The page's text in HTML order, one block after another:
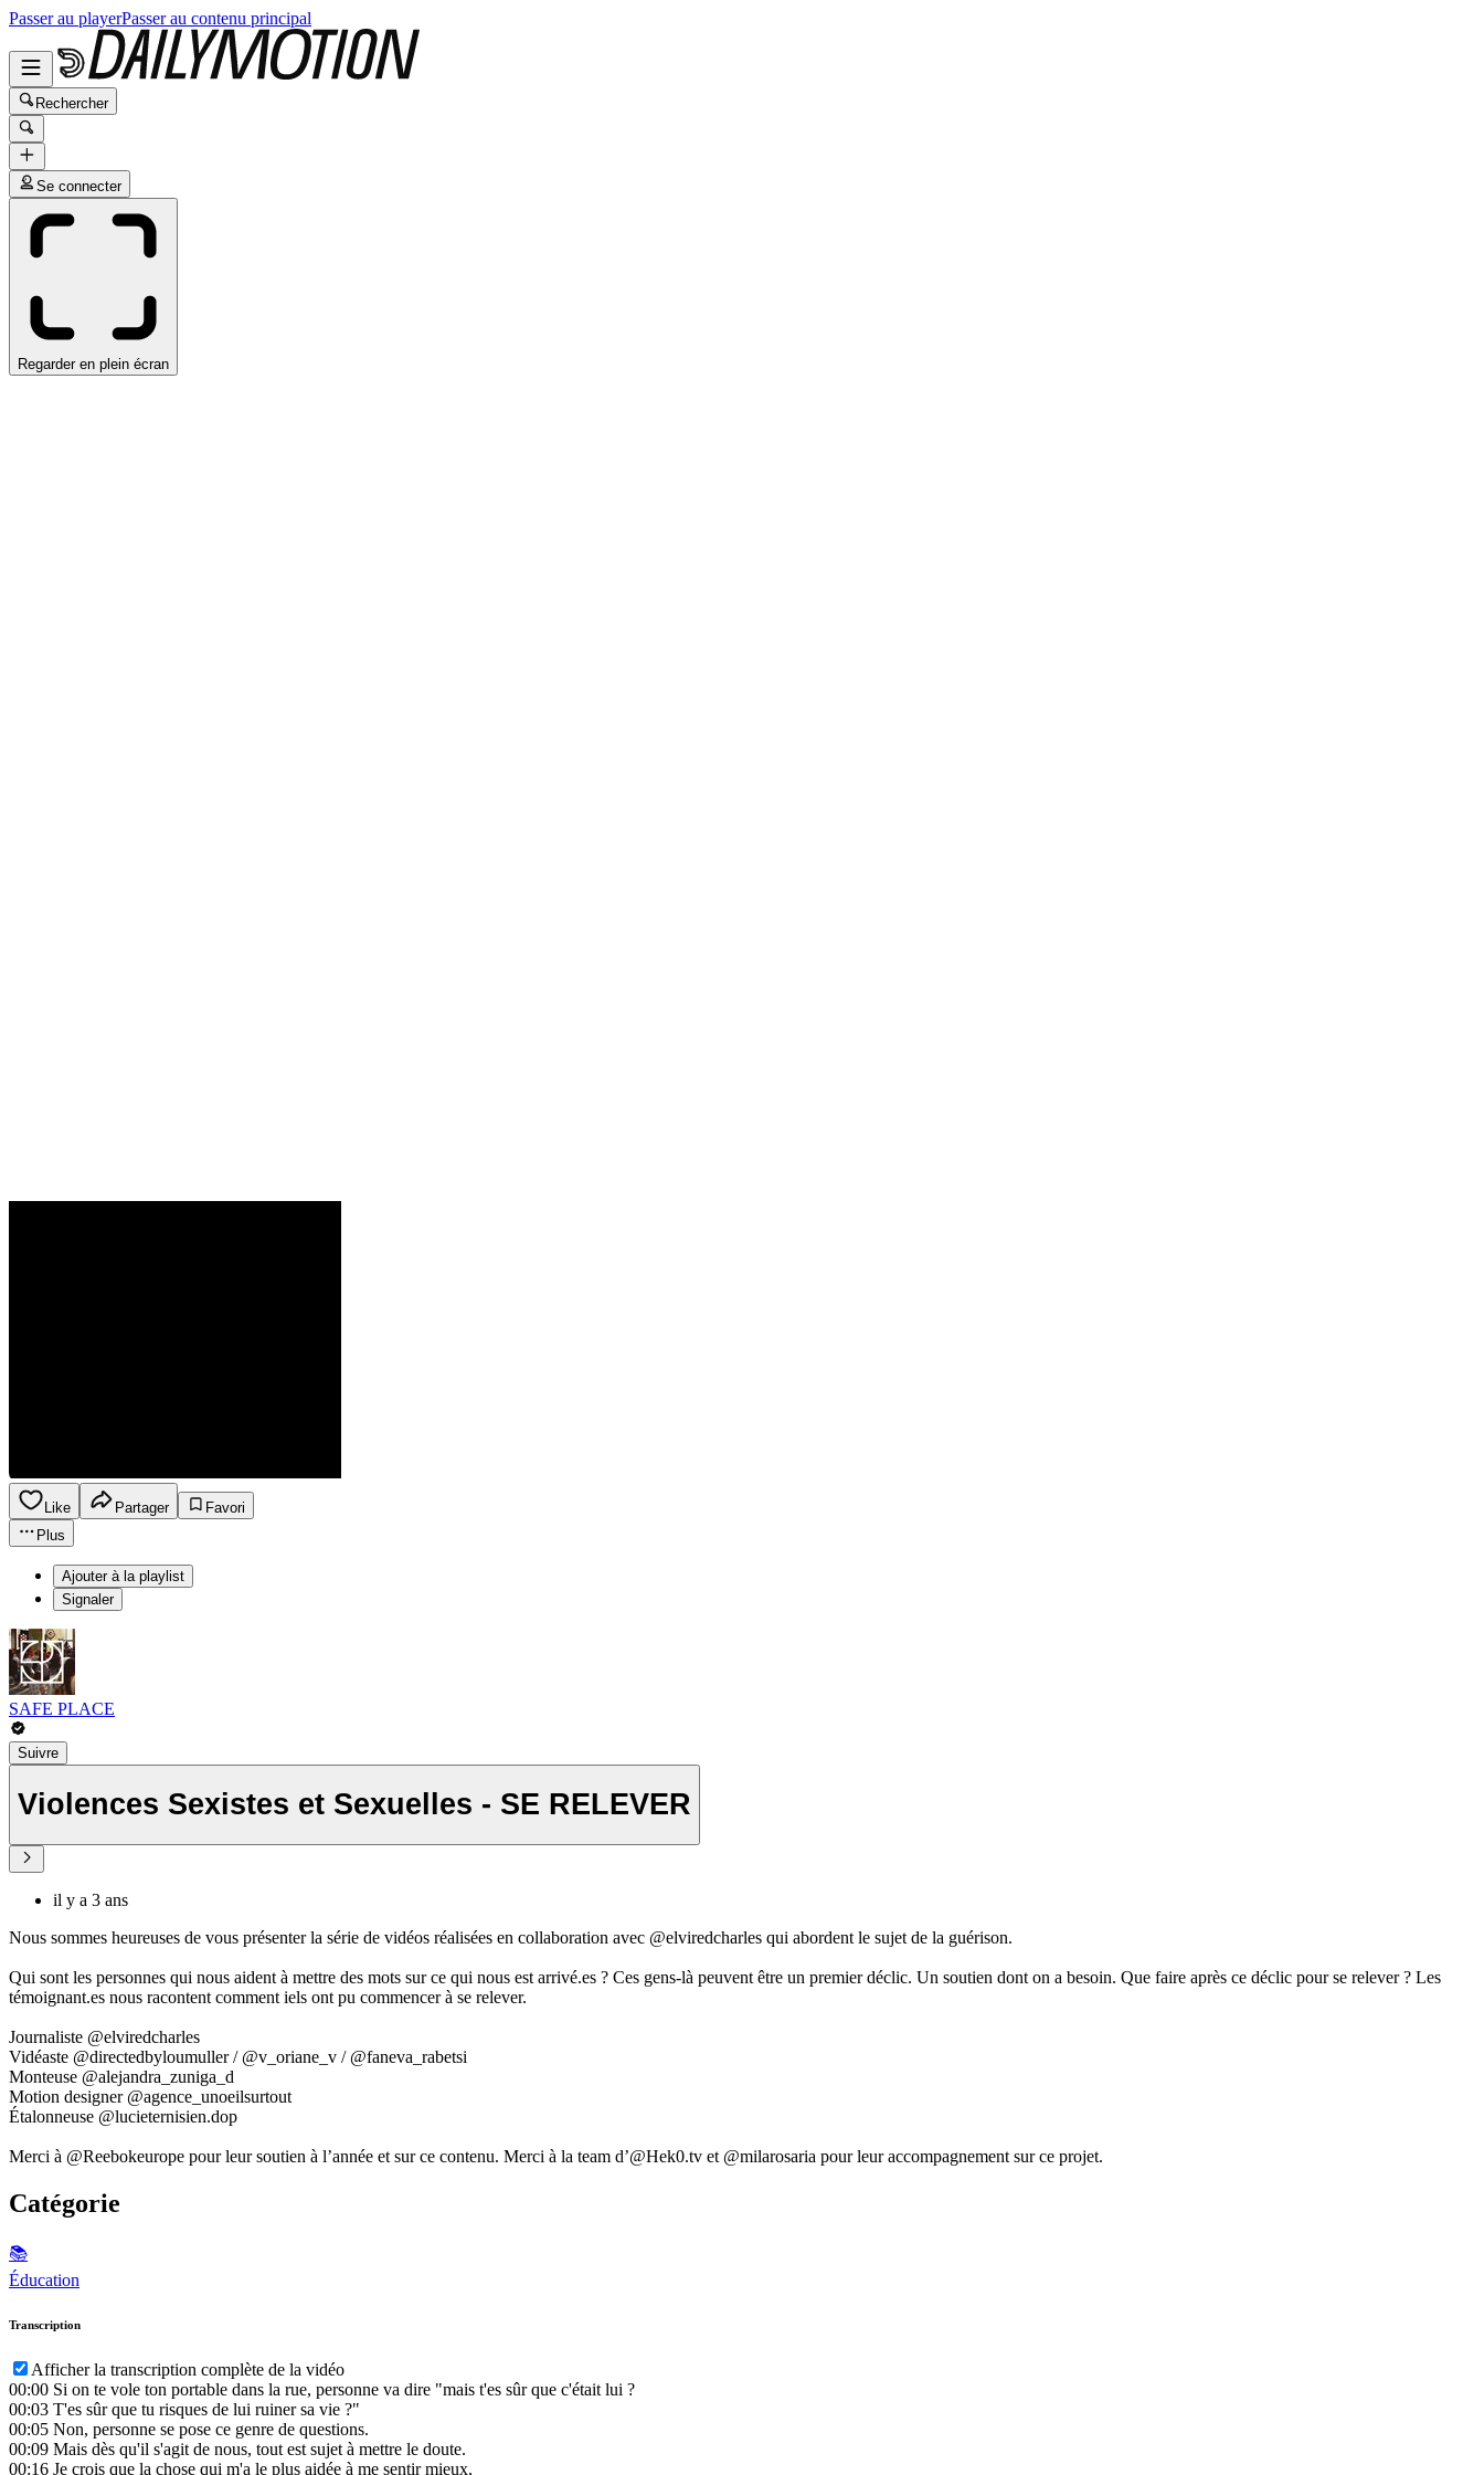
Passer au playerPasser au contenu principal
Rechercher
Se connecter
Regarder en plein écran
Like Partager
Favori
Plus
Ajouter à la playlist
Signaler
SAFE PLACE
Suivre
Violences Sexistes et Sexuelles - SE RELEVER
il y a 3 ans
Nous sommes heureuses de vous présenter la série de vidéos réalisées en collaboration avec @elviredcharles qui abordent le sujet de la guérison.
Qui sont les personnes qui nous aident à mettre des mots sur ce qui nous est arrivé.es ? Ces gens-là peuvent être un premier déclic. Un soutien dont on a besoin. Que faire après ce déclic pour se relever ? Les
témoignant.es nous racontent comment iels ont pu commencer à se relever.
Journaliste @elviredcharles
Vidéaste @directedbyloumuller / @v_oriane_v / @faneva_rabetsi
Monteuse @alejandra_zuniga_d
Motion designer @agence_unoeilsurtout
Étalonneuse @lucieternisien.dop
Merci à @Reebokeurope pour leur soutien à l’année et sur ce contenu. Merci à la team d’@Hek0.tv et @milarosaria pour leur accompagnement sur ce projet.
Catégorie
📚
Éducation
Transcription
Afficher la transcription complète de la vidéo
00:00 Si on te vole ton portable dans la rue, personne va dire "mais t'es sûr que c'était lui ?
00:03 T'es sûr que tu risques de lui ruiner sa vie ?"
00:05 Non, personne se pose ce genre de questions.
00:09 Mais dès qu'il s'agit de nous, tout est sujet à mettre le doute.
00:16 Je crois que la chose qui m'a le plus aidée à me sentir mieux,